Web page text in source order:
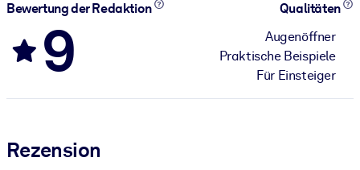
Bewertung der Redaktion
9
Qualitäten
Augenöffner
Praktische Beispiele
Für Einsteiger
Rezension